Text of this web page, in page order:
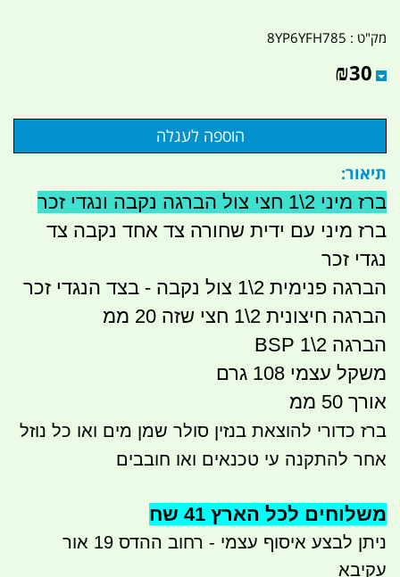
מק"ט : 8YP6YFH785
₪30
תיאור:
ברז מיני 2\1 חצי צול הברגה נקבה ונגדי זכר
ברז מיני עם ידית שחורה צד אחד נקבה צד
נגדי זכר
הברגה פנימית 2\1 צול נקבה - בצד הנגדי זכר
הברגה חיצונית 2\1 חצי שזה 20 ממ
הברגה 2\1 BSP
משקל עצמי 108 גרם
אורך 50 ממ
ברז כדורי להוצאת בנזין סולר שמן מים ואו כל נוזל
אחר להתקנה עי טכנאים ואו חובבים
משלוחים לכל הארץ 41 שח
ניתן לבצע איסוף עצמי - רחוב ההדס 19 אור
עקיבא